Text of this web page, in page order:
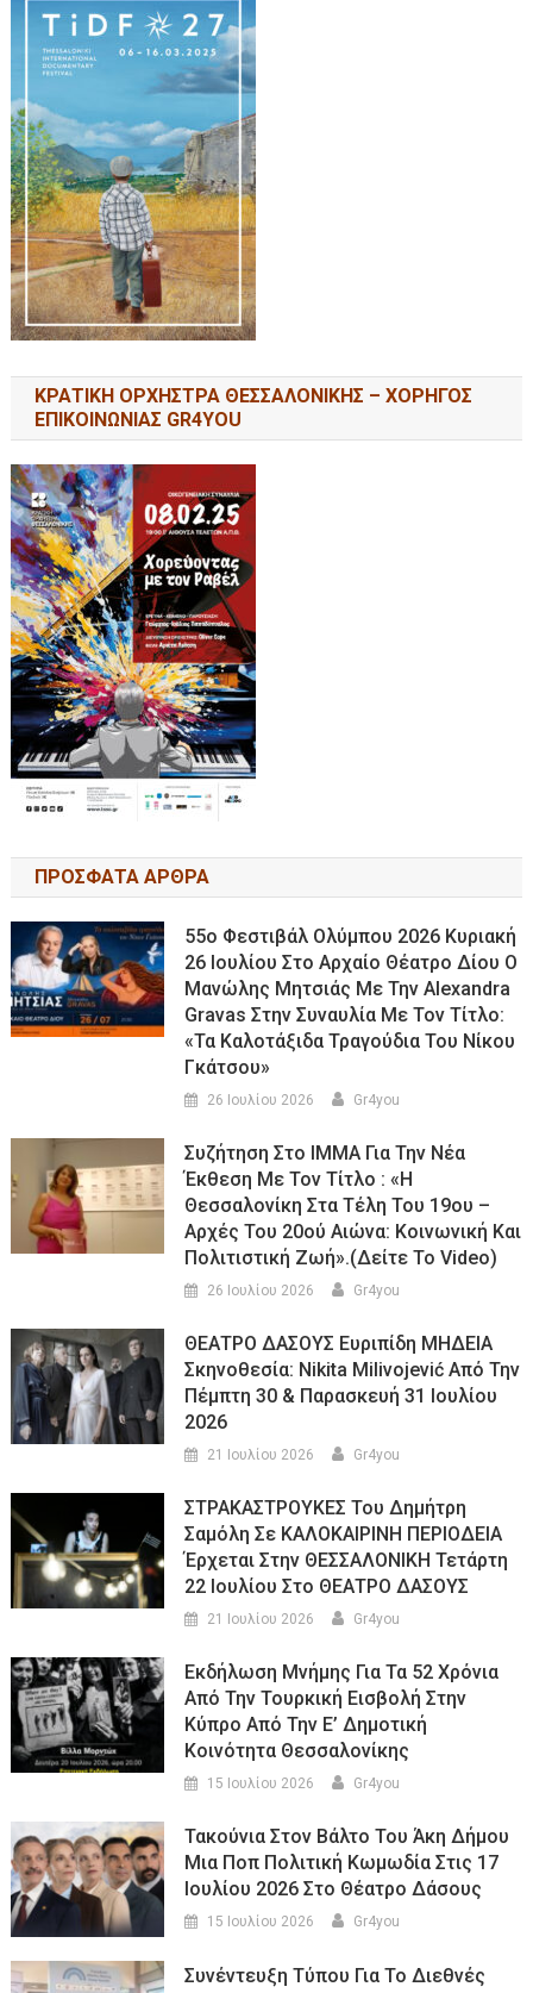
ΚΡΑΤΙΚΗ ΟΡΧΗΣΤΡΑ ΘΕΣΣΑΛΟΝΙΚΗΣ – ΧΟΡΗΓΟΣ
ΕΠΙΚΟΙΝΩΝΙΑΣ GR4YOU
ΠΡΟΣΦΑΤΑ ΑΡΘΡΑ
55ο Φεστιβάλ Ολύμπου 2026 Κυριακή
26 Ιουλίου Στο Αρχαίο Θέατρο Δίου Ο
Μανώλης Μητσιάς Με Την Alexandra
Gravas Στην Συναυλία Με Τον Τίτλο:
«τα Καλοτάξιδα Τραγούδια Του Νίκου
Γκάτσου»
26 Ιουλίου 2026 Gr4you
Συζήτηση Στο ΙΜΜΑ Για Την Νέα
Έκθεση Με Τον Τίτλο : «Η
Θεσσαλονίκη Στα Τέλη Του 19ου –
Αρχές Του 20ού Αιώνα: Κοινωνική Και
Πολιτιστική Ζωή».(Δείτε Το Video)
26 Ιουλίου 2026 Gr4you
ΘΕΑΤΡΟ ΔΑΣΟΥΣ Ευριπίδη ΜΗΔΕΙΑ
Σκηνοθεσία: Nikita Milivojević Από Την
Πέμπτη 30 & Παρασκευή 31 Ιουλίου
2026
21 Ιουλίου 2026 Gr4you
ΣΤΡΑΚΑΣΤΡΟΥΚΕΣ Του Δημήτρη
Σαμόλη Σε ΚΑΛΟΚΑΙΡΙΝΗ ΠΕΡΙΟΔΕΙΑ
Έρχεται Στην ΘΕΣΣΑΛΟΝΙΚΗ Τετάρτη
22 Ιουλίου Στο ΘΕΑΤΡΟ ΔΑΣΟΥΣ
21 Ιουλίου 2026 Gr4you
Εκδήλωση Μνήμης Για Τα 52 Χρόνια
Από Την Τουρκική Εισβολή Στην
Κύπρο Από Την Ε’ Δημοτική
Κοινότητα Θεσσαλονίκης
15 Ιουλίου 2026 Gr4you
Τακούνια Στον Βάλτο Του Άκη Δήμου
Μια Ποπ Πολιτική Κωμωδία Στις 17
Ιουλίου 2026 Στο Θέατρο Δάσους
15 Ιουλίου 2026 Gr4you
Συνέντευξη Τύπου Για Το Διεθνές